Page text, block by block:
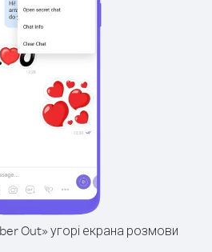
Out» угорі екрана розмови